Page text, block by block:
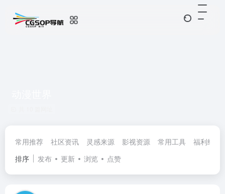
常用推荐 社区资讯 灵感来源 影视资源 常用工具
福利经验
排序
发布 更新 浏览 点赞